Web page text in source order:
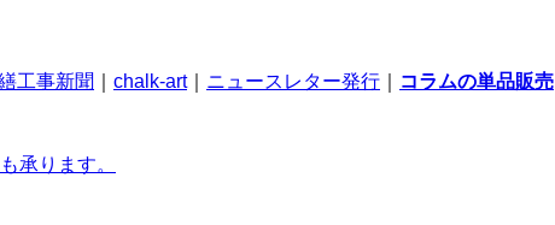
工事新聞 chalk-art｜ ニュースレター発行 コラムの単品販売
承ります。